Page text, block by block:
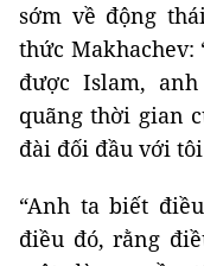
sớm về động
thức Makhachev:
được Islam,
quãng thời gian
đài đối đầu với
“Anh ta biết
điều đó, rằng